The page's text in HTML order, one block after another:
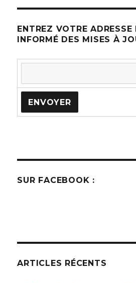
ENTREZ VOTRE ADRESSE
INFORMÉ DES MISES À
SUR FACEBOOK :
ARTICLES RÉCENTS